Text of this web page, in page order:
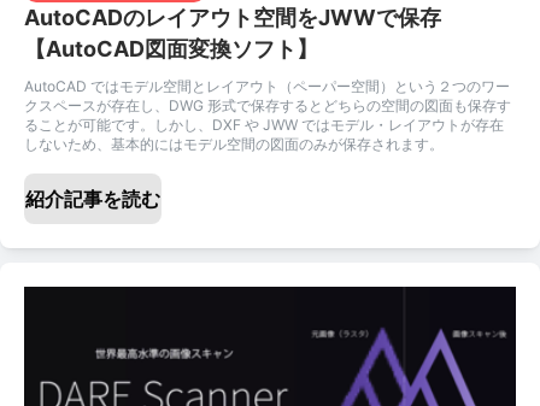
AutoCADのレイアウト空間をJWWで保存
【AutoCAD図面変換ソフト】
AutoCAD ではモデル空間とレイアウト（ペーパー空間）という２つのワー
クスペースが存在し、DWG 形式で保存するとどちらの空間の図面も保存す
ることが可能です。しかし、DXF や JWW ではモデル・レイアウトが存在
しないため、基本的にはモデル空間の図面のみが保存されます。
紹介記事を読む